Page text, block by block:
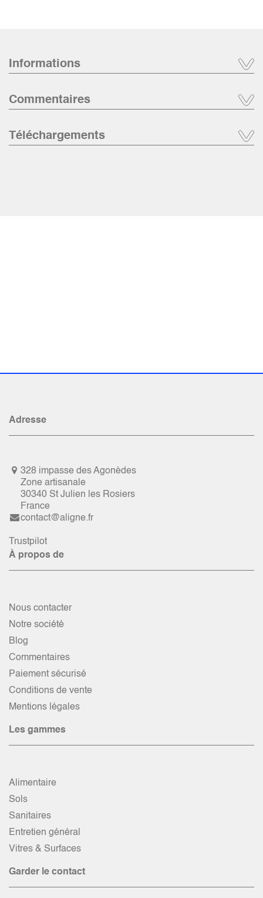
Informations
Commentaires
Téléchargements
Adresse
328 impasse des Agonèdes
Zone artisanale
30340 St Julien les Rosiers
France
contact@aligne.fr
Trustpilot
À propos de
Nous contacter
Notre société
Blog
Commentaires
Paiement sécurisé
Conditions de vente
Mentions légales
Les gammes
Alimentaire
Sols
Sanitaires
Entretien général
Vitres & Surfaces
Garder le contact